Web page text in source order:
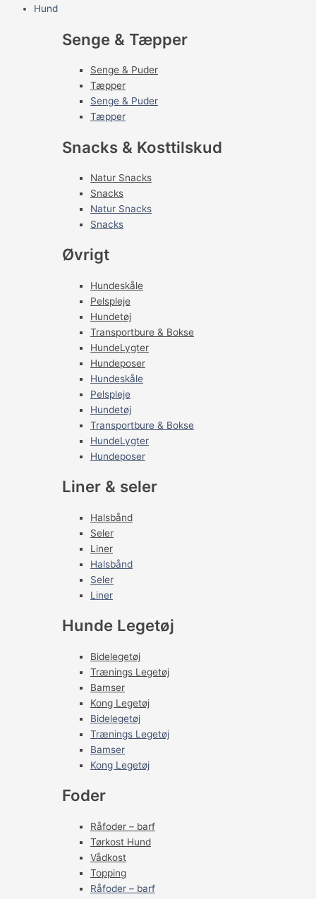
Hund
Senge & Tæpper
Senge & Puder
Tæpper
Senge & Puder
Tæpper
Snacks & Kosttilskud
Natur Snacks
Snacks
Natur Snacks
Snacks
Øvrigt
Hundeskåle
Pelspleje
Hundetøj
Transportbure & Bokse
HundeLygter
Hundeposer
Hundeskåle
Pelspleje
Hundetøj
Transportbure & Bokse
HundeLygter
Hundeposer
Liner & seler
Halsbånd
Seler
Liner
Halsbånd
Seler
Liner
Hunde Legetøj
Bidelegetøj
Trænings Legetøj
Bamser
Kong Legetøj
Bidelegetøj
Trænings Legetøj
Bamser
Kong Legetøj
Foder
Råfoder – barf
Tørkost Hund
Vådkost
Topping
Råfoder – barf